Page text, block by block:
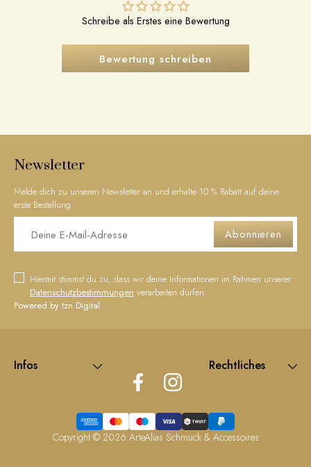
Schreibe als Erstes eine Bewertung
Bewertung schreiben
Infos Rechtliches
Copyright © 2026 ArteAlias Schmuck & Accessoires
Newsletter
Melde dich zu unseren Newsletter an und erhalte 10 % Rabatt auf deine
erste Bestellung.
Abonnieren
Hiermit stimmst du zu, dass wir deine Informationen im Rahmen unserer
Datenschutzbestimmungen verarbeiten dürfen.
Powered by tzn Digital